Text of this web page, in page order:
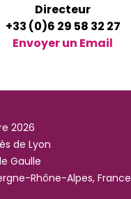
Directeur
+33 (0)6 29 58 32 27
Envoyer un Email
2026
de Lyon
Gaulle
Rhône-Alpes, France